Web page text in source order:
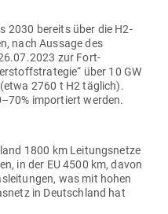
2030 bereits über die H2-
nach Aussage des
zur Fort­
über 10 GW
2760 t H2 täglich).
impor­tiert werden.
1800 km Lei­tungs­netze
in der EU 4500 km, davon
was mit hohen
in Deutschland hat